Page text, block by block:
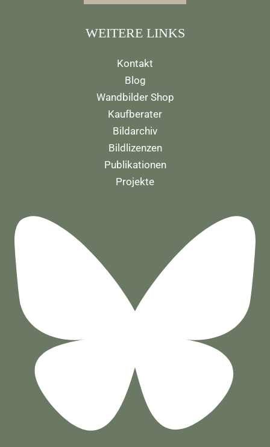
WEITERE LINKS
Kontakt
Blog
Wandbilder Shop
Kaufberater
Bildarchiv
Bildlizenzen
Publikationen
Projekte